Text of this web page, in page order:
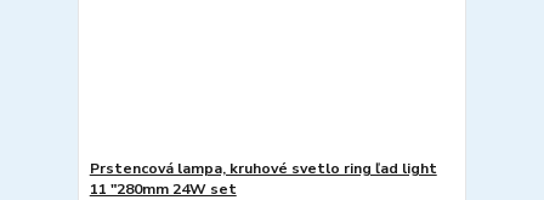
Prstencová lampa, kruhové svetlo ring ľad light
11 "280mm 24W set